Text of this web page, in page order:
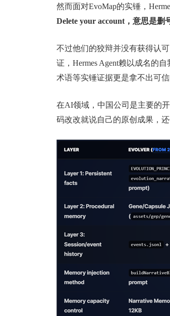
然而面对EvoMap的实锤，
Delete your account，意思是删
不过他们的狡辩并没有获得认
证，Hermes Agent赖以成名的
术语等实锤证据更是拿不出可信
在AI领域，中国公司是主要的
码改改就说自己的原创成果，